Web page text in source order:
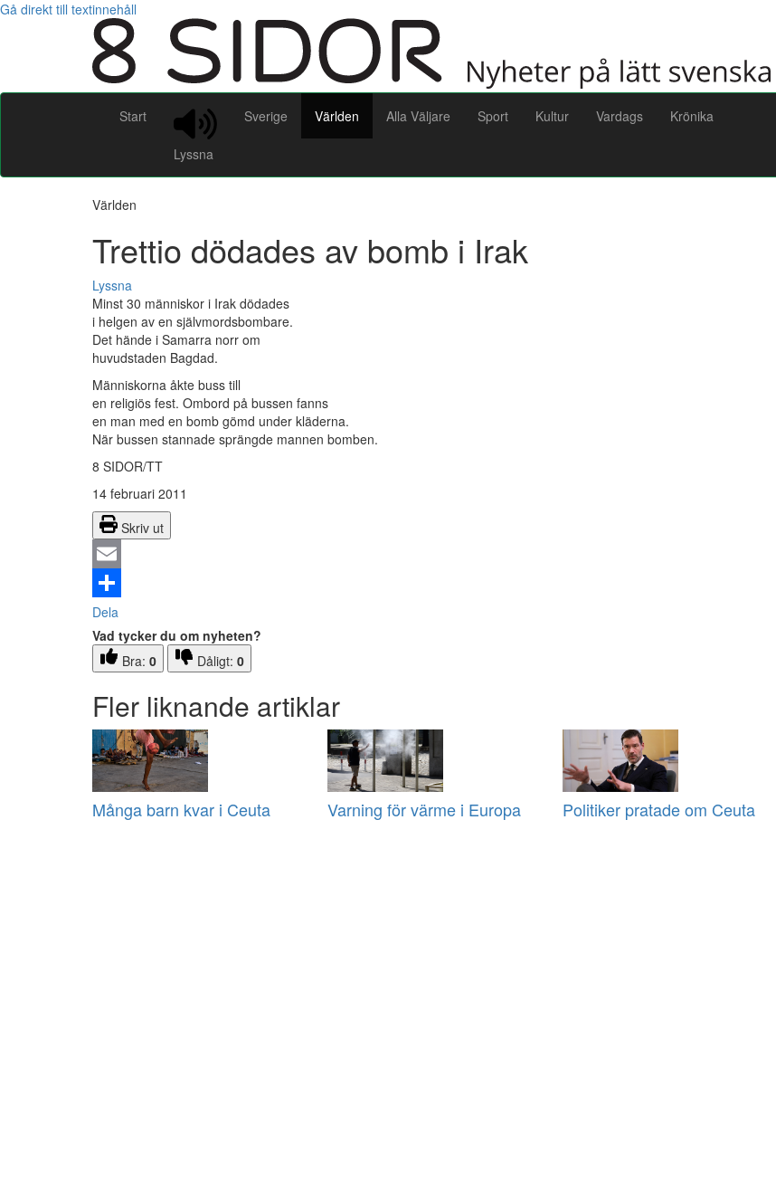
Gå direkt till textinnehåll
Start
Lyssna
Sverige Världen Alla Väljare Sport Kultur Vardags Krönika
Världen
Trettio dödades av bomb i Irak
Lyssna
Minst 30 människor i Irak dödades
i helgen av en självmordsbombare.
Det hände i Samarra norr om
huvudstaden Bagdad.
Människorna åkte buss till
en religiös fest. Ombord på bussen fanns
en man med en bomb gömd under kläderna.
När bussen stannade sprängde mannen bomben.
8 SIDOR/TT
14 februari 2011
Skriv ut
Email
Dela
Vad tycker du om nyheten?
Bra: 0 Dåligt: 0
Fler liknande artiklar
Många barn kvar i Ceuta Varning för värme i Europa Politiker pratade om Ceuta